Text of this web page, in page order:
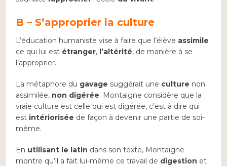
B – S’approprier la culture
L’éducation humaniste vise à faire que l’élève assimile
ce qui lui est étranger, l’altérité, de manière à se
l’approprier.
La métaphore du gavage suggérait une culture non
assimilée, non digérée. Montaigne considère que la
vraie culture est celle qui est digérée, c’est à dire qui
est intériorisée de façon à devenir une partie de soi-
même.
En utilisant le latin dans son texte, Montaigne
montre qu’il a fait lui-même ce travail de digestion et